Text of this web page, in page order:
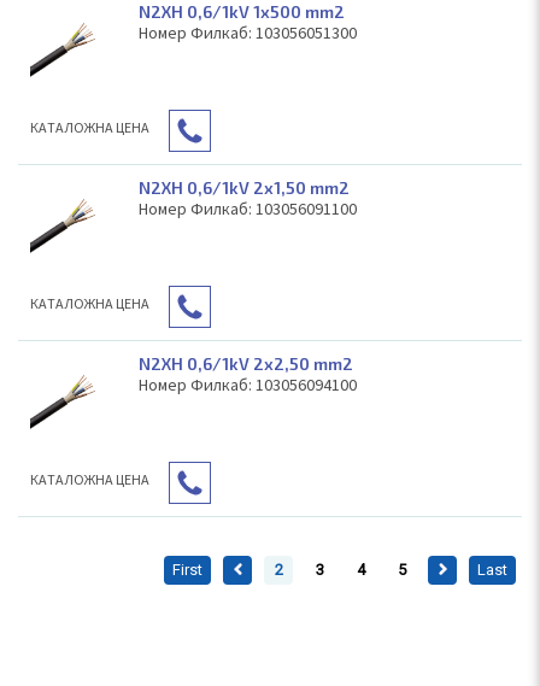
N2XH 0,6/1kV 1x500 mm2
Номер Филкаб: 103056051300
КAТАЛОЖНА ЦЕНА
N2XH 0,6/1kV 2x1,50 mm2
Номер Филкаб: 103056091100
КAТАЛОЖНА ЦЕНА
N2XH 0,6/1kV 2x2,50 mm2
Номер Филкаб: 103056094100
КAТАЛОЖНА ЦЕНА
First 2 3 4 5 Last